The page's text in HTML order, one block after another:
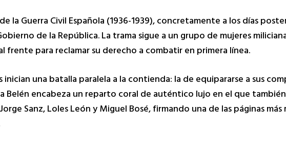
la Guerra Civil Española (1936-1939), concretamente a los días
de la República. La trama sigue a un grupo de mujeres
para reclamar su derecho a combatir en primera línea.
una batalla paralela a la contienda: la de equipararse a sus
Belén encabeza un reparto coral de auténtico lujo en el que
Sanz, Loles León y Miguel Bosé, firmando una de las páginas